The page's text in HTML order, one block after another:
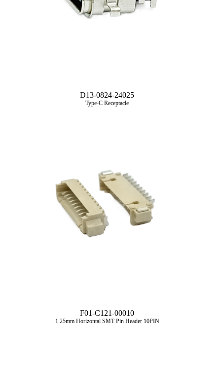
D13-0824-24025
Type-C Receptacle
F01-C121-00010
1.25mm Horizontal SMT Pin Header 10PIN